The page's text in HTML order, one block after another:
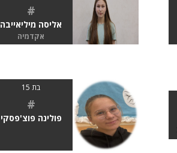
#
אליסה מיליאייבה
אקדמיה
בת 15
#
פולינה פוצ'פסקי